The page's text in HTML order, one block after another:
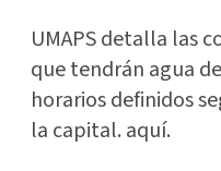
UMAPS detalla las
que tendrán agua
horarios definidos
la capital. aquí.